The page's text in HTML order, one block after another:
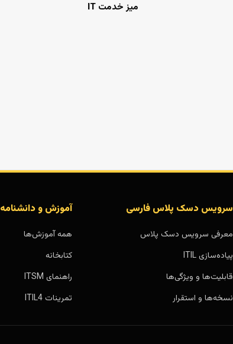
میز خدمت IT
سرویس دسک پلاس فارسی
معرفی سرویس دسک پلاس
پیاده‌سازی ITIL
قابلیت‌ها و ویژگی‌ها
نسخه‌ها و استقرار
آموزش و دانشنامه
همه آموزش‌ها
کتابخانه
راهنمای ITSM
تمرینات ITIL4